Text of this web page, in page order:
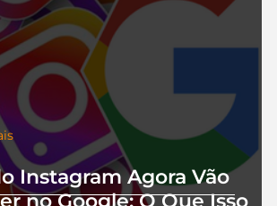
Instagram Agora Vão